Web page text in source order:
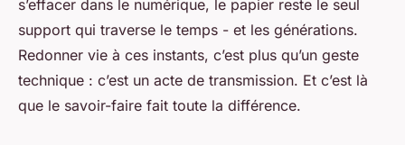
s’effacer dans le numérique, le papier reste le seul
support qui traverse le temps - et les générations.
Redonner vie à ces instants, c’est plus qu’un geste
technique : c’est un acte de transmission. Et c’est là
que le savoir-faire fait toute la différence.